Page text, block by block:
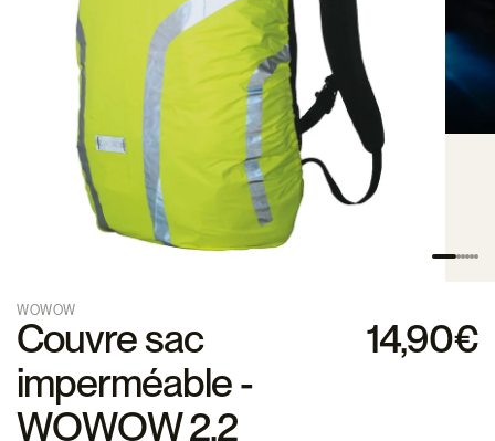
Double sacoche Porte-Bagage - Ortlieb - Back-Roller Classic
WOWOW
Couvre sac
imperméable -
WOWOW 2.2
14,90€